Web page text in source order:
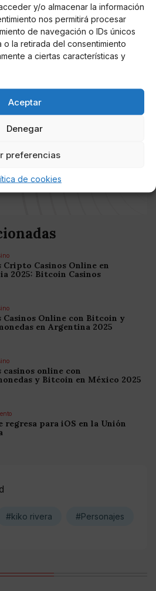
y/o almacenar la información
nos permitirá procesar
de navegación o IDs únicos
o la retirada del consentimiento
a ciertas características y
Aceptar
Denegar
preferencias
de cookies
lo cual fue cierta, y la dio a
(es que necesita seguir
Tampoco mostró la corona
si lo que dijo era cierto.
tribunales, tal como aseguró
Cripto Casinos Online en
2025: Bitcoin Casinos
Casinos Online con Bitcoin y
en Argentina 2025
casinos online con
y Bitcoin en México 2025
regresa para iOS en la Unión
#kiko rivera #Personajes